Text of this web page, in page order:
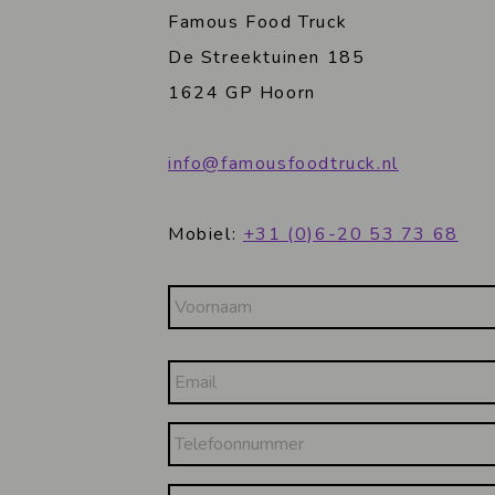
Famous Food Truck
De Streektuinen 185
1624 GP Hoorn
info@famousfoodtruck.nl
Mobiel:+31 (0)6-20 53 73 68
Naam
Voornaam
Email
Telefoonnummer